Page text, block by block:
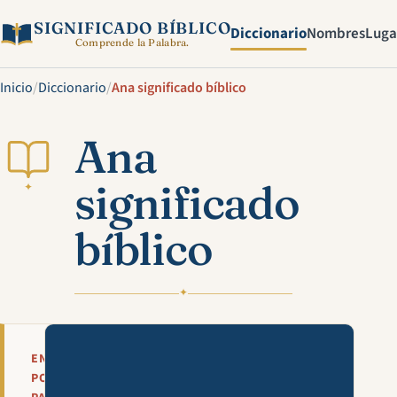
SIGNIFICADO BÍBLICO
Comprende la Palabra. DiccionarioNombres
Inicio/Diccionario/Ana significado bíblico
✦
Ana
significado
bíblico
✦
EN
POCAS
Mira esta explicación en